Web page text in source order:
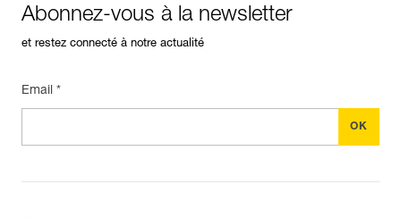
Abonnez-vous à la newsletter
et restez connecté à notre actualité
Email *